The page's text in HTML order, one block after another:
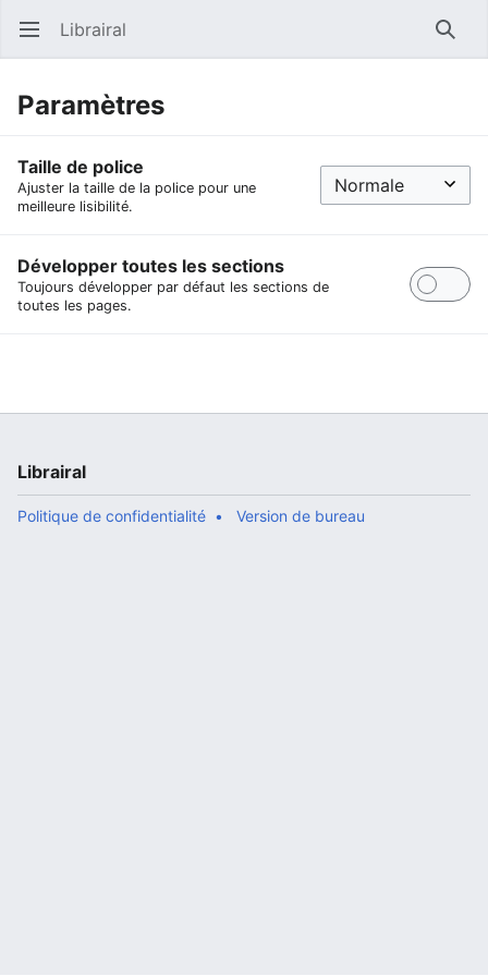
Ouvrir le menu principal Librairal
Paramètres
Taille de police
Ajuster la taille de la police pour une
meilleure lisibilité.
Développer toutes les sections
Toujours développer par défaut les sections de
toutes les pages.
Librairal
Politique de confidentialité Version de bureau